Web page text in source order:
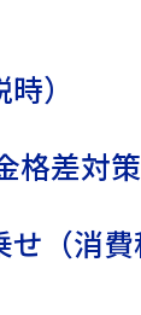
）
差対策
（消費